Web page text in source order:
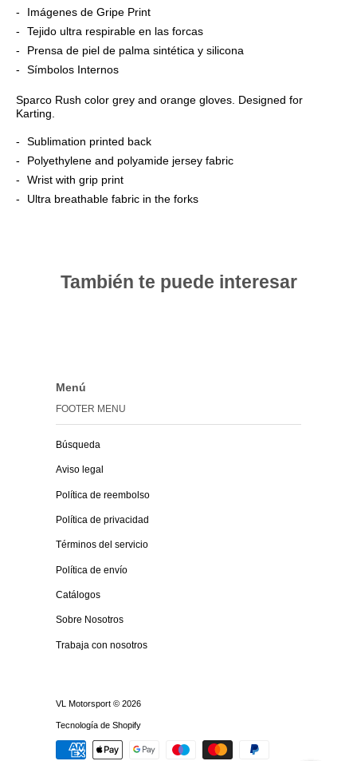
Imágenes de Gripe Print
Tejido ultra respirable en las forcas
Prensa de piel de palma sintética y silicona
Símbolos Internos
Sparco Rush color grey and orange gloves. Designed for
Karting.
Sublimation printed back
Polyethylene and polyamide jersey fabric
Wrist with grip print
Ultra breathable fabric in the forks
También te puede interesar
Menú
FOOTER MENU
Búsqueda
Aviso legal
Política de reembolso
Política de privacidad
Términos del servicio
Política de envío
Catálogos
Sobre Nosotros
Trabaja con nosotros
VL Motorsport © 2026
Tecnología de Shopify